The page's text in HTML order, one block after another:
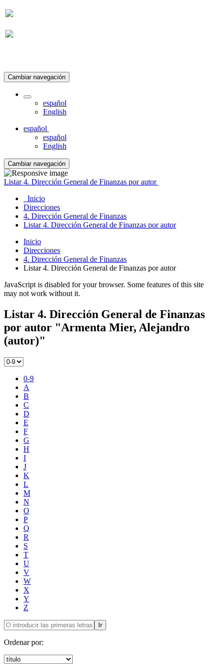
Cambiar navegación
español
English
español
español
English
Cambiar navegación
Listar 4. Dirección General de Finanzas por autor
Inicio
Direcciones
4. Dirección General de Finanzas
Listar 4. Dirección General de Finanzas por autor
Inicio
Direcciones
4. Dirección General de Finanzas
Listar 4. Dirección General de Finanzas por autor
JavaScript is disabled for your browser. Some features of this site
may not work without it.
Listar 4. Dirección General de Finanzas
por autor "Armenta Mier, Alejandro
(autor)"
0-9
A
B
C
D
E
F
G
H
I
J
K
L
M
N
O
P
Q
R
S
T
U
V
W
X
Y
Z
Ir
Ordenar por: